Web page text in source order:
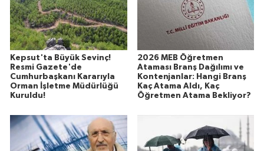
Kepsut'ta Büyük Sevinç!
Resmi Gazete'de
Cumhurbaşkanı Kararıyla
Orman İşletme Müdürlüğü
Kuruldu!
2026 MEB Öğretmen
Ataması Branş Dağılımı ve
Kontenjanlar: Hangi Branş
Kaç Atama Aldı, Kaç
Öğretmen Atama Bekliyor?